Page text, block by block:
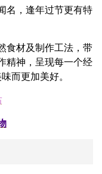
名，逢年过节更有特
食材及制作工法，带
精神，呈现每一个经
而更加美好。